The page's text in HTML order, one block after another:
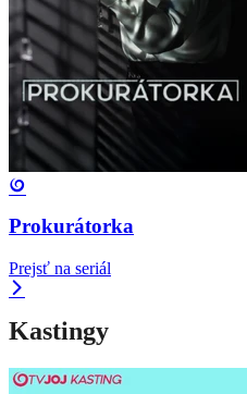
Prokurátorka
Prejsť na seriál
Kastingy